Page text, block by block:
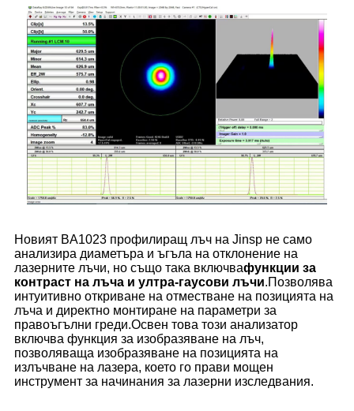
Новият BA1023 профилиращ лъч на Jinsp не само
анализира диаметъра и ъгъла на отклонение на
лазерните лъчи, но също така включвафункции за
контраст на лъча и ултра-гаусови лъчи.Позволява
интуитивно откриване на отместване на позицията на
лъча и директно монтиране на параметри за
правоъгълни греди.Освен това този анализатор
включва функция за изобразяване на лъч,
позволяваща изобразяване на позицията на
излъчване на лазера, което го прави мощен
инструмент за начинания за лазерни изследвания.